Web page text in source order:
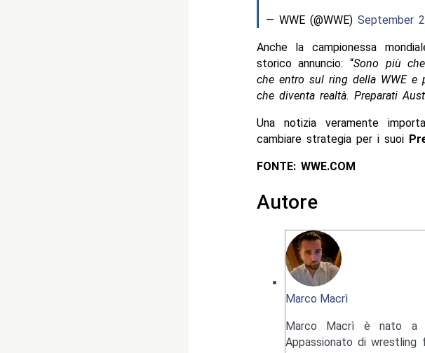
— WWE (@WWE) September
Anche la campionessa
storico annuncio: “Sono più
che entro sul ring della WWE e
che diventa realtà. Preparati
Una notizia veramente
cambiare strategia per i suoi
FONTE: WWE.COM
Autore
Marco Macrì
Marco Macrì è nato a
Appassionato di wrestling